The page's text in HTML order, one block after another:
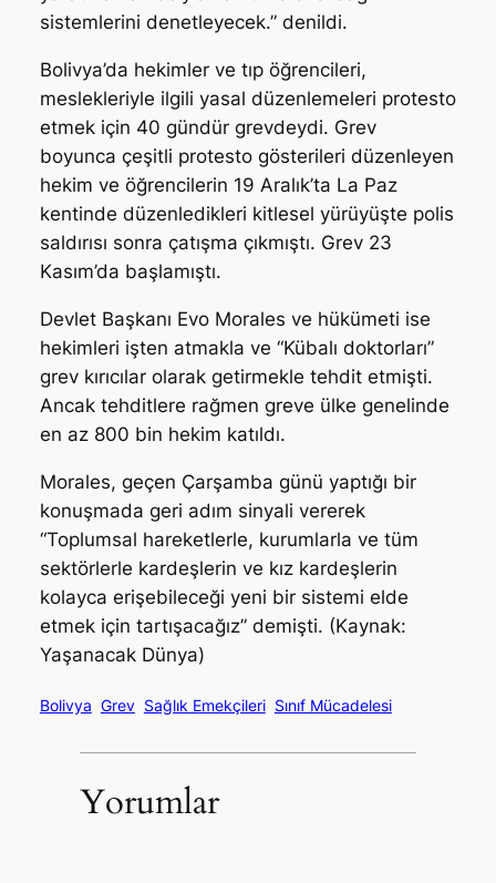
sistemlerini denetleyecek.” denildi.
Bolivya’da hekimler ve tıp öğrencileri,
meslekleriyle ilgili yasal düzenlemeleri protesto
etmek için 40 gündür grevdeydi. Grev
boyunca çeşitli protesto gösterileri düzenleyen
hekim ve öğrencilerin 19 Aralık’ta La Paz
kentinde düzenledikleri kitlesel yürüyüşte polis
saldırısı sonra çatışma çıkmıştı. Grev 23
Kasım’da başlamıştı.
Devlet Başkanı Evo Morales ve hükümeti ise
hekimleri işten atmakla ve “Kübalı doktorları”
grev kırıcılar olarak getirmekle tehdit etmişti.
Ancak tehditlere rağmen greve ülke genelinde
en az 800 bin hekim katıldı.
Morales, geçen Çarşamba günü yaptığı bir
konuşmada geri adım sinyali vererek
“Toplumsal hareketlerle, kurumlarla ve tüm
sektörlerle kardeşlerin ve kız kardeşlerin
kolayca erişebileceği yeni bir sistemi elde
etmek için tartışacağız” demişti. (Kaynak:
Yaşanacak Dünya)
Bolivya Grev Sağlık Emekçileri Sınıf Mücadelesi
Yorumlar